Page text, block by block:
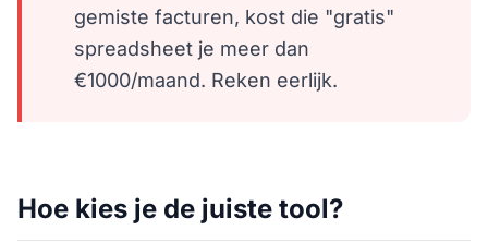
gemiste facturen, kost die "gratis"
spreadsheet je meer dan
€1000/maand. Reken eerlijk.
Hoe kies je de juiste tool?